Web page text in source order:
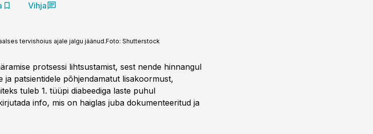
Vihja
tervishoius ajale jalgu jäänud.Foto: Shutterstock
protsessi lihtsustamist, sest nende hinnangul
ja patsientidele põhjendamatut lisakoormust,
tuleb 1. tüüpi diabeediga laste puhul
info, mis on haiglas juba dokumenteeritud ja